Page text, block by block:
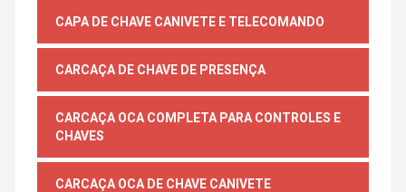
CAPA DE CHAVE CANIVETE E TELECOMANDO
CARCAÇA DE CHAVE DE PRESENÇA
CARCAÇA OCA COMPLETA PARA CONTROLES E
CHAVES
CARCAÇA OCA DE CHAVE CANIVETE